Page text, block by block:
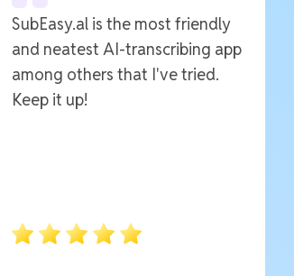
SubEasy.al is the most friendly
and neatest AI-transcribing app
among others that I've tried.
Keep it up!